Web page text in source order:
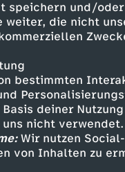
speichern und/
die nicht
bestimmten
deiner
nicht verwendet.
Wir nutzen
von Inhalten zu